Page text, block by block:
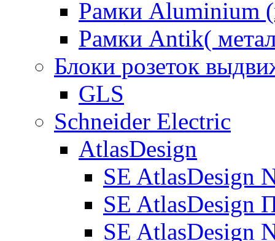
Рамки Aluminium
Рамки Antik(
Блоки розеток
GLS
Schneider Electric
AtlasDesign
SE AtlasDesign
SE AtlasDesign
SE AtlasDesign